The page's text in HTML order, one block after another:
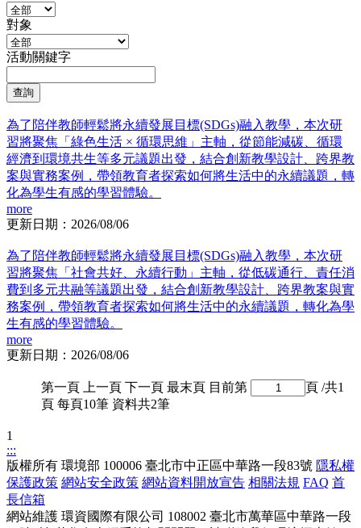
對象
活動關鍵字
為了陪伴教師輕鬆將永續發展目標(SDGs)融入教學，本次研
習將聚焦「綠色生活 × 循環思維」主軸，從節能減碳、循環
經濟到環境共生等多元議題出發，結合創新教學設計、跨界教
案與實務案例，帶領教育者探索如何將生活中的永續議題，轉
化為學生有感的學習體驗。
more
更新日期：2026/08/06
為了陪伴教師輕鬆將永續發展目標(SDGs)融入教學，本次研
習將聚焦「社會共好、永續行動」主軸，從低碳通行、責任消
費到多元共融等議題出發，結合創新教學設計、跨界教案與實
務案例，帶領教育者探索如何將生活中的永續議題，轉化為學
生有感的學習體驗。
more
更新日期：2026/08/06
第一頁 上一頁 下一頁 最末頁 目前第 頁 /共1
頁 每頁10筆 資料共2筆
1
:::
版權所有 環境部 100006 臺北市中正區中華路一段83號 隱私權
保護政策 網站安全政策 網站資料開放宣告 相關法規 FAQ 首
長信箱
網站維護 環資國際有限公司 108002 臺北市萬華區中華路一段